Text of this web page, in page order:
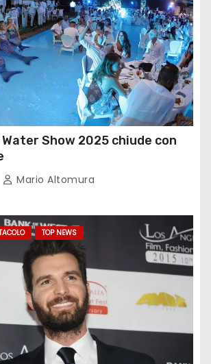
Show 2025 chiude con
Mario Altomura
TOP NEWS